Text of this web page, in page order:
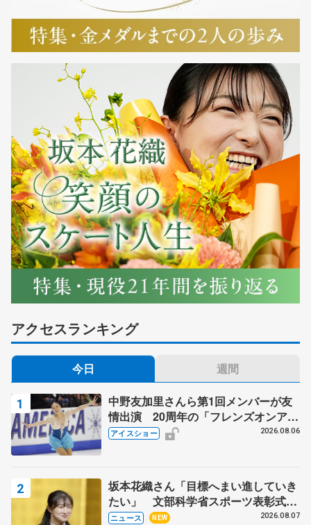
アクセスランキング
今日 週間
中野友加里さんら第1回メンバーが友
情出演 20周年の「フレンズオンアイ
ス」 宮本賢二さん、有川梨絵さん、
アイスショー 2026.08.06
坂本花織さん「目標へまい進していき
たい」 文部科学省スポーツ表彰式で
代表謝辞
ニュース NEW 2026.08.07